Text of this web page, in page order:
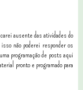
ausente das atividades do
não poderei responder os
programação de posts aqui
pronto e programado para